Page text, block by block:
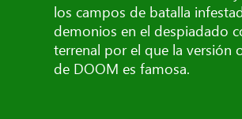
los campos de batalla
demonios en el despiadado
terrenal por el que la versión
de DOOM es famosa.